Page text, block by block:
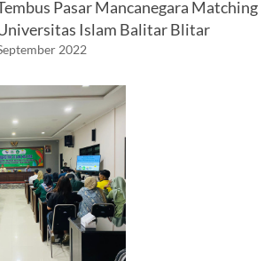
Pasar Mancanegara Matching
Islam Balitar Blitar
2022